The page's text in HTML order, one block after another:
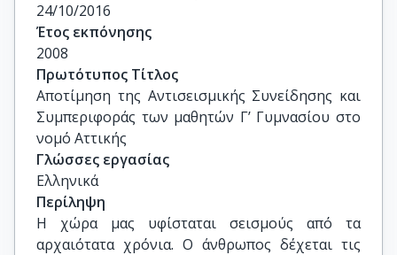
24/10/2016
Έτος εκπόνησης
2008
Πρωτότυπος Τίτλος
Αποτίμηση της Αντισεισμικής Συνείδησης και
Συμπεριφοράς των μαθητών Γ’ Γυμνασίου στο
νομό Αττικής
Γλώσσες εργασίας
Ελληνικά
Περίληψη
Η χώρα μας υφίσταται σεισμούς από τα
αρχαιότατα χρόνια. Ο άνθρωπος δέχεται τις